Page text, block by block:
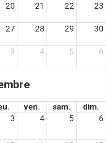
20 21 22 23
27 28 29 30
3 4 5 6
ven. sam.
dim.
3 4 5 6